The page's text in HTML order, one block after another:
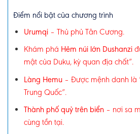
Điểm nổi bật của chương trình
Urumqi– Thủ phủ Tân Cương.
Khám phá Hẻm núi lớn Dushanzi
mật của Duku, kỳ quan địa chất”.
Làng Hemu– Được mệnh danh là
Trung Quốc”.
Thành phố quỷ trên biển– nơi sa
cùng tồn tại.